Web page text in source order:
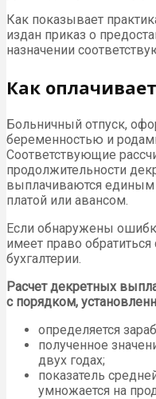
Как показывает
издан приказ о
назначении
Как
Больничный отпуск,
беременностью и
Соответствующие
продолжительности
выплачиваются единым
платой или авансом.
Если обнаружены
имеет право
бухгалтерии.
Расчет декретных
с порядком,
определяется
полученное
двух годах;
показатель
умножается на